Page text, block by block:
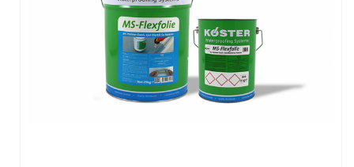
Elastomerik Reçine Esaslı Su Yalıtımı
Sentetik Örtüler (TPO – ECB)
Nem ve Rutubet Yalıtımı Ürünleri
Mantolama ve Dış Cephe Isı Yalıtımı Sistemleri